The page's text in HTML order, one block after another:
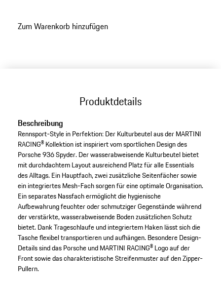
Zum Warenkorb hinzufügen
Produktdetails
Beschreibung
Rennsport-Style in Perfektion: Der Kulturbeutel aus der MARTINI
RACING® Kollektion ist inspiriert vom sportlichen Design des
Porsche 936 Spyder. Der wasserabweisende Kulturbeutel bietet
mit durchdachtem Layout ausreichend Platz für alle Essentials
des Alltags. Ein Hauptfach, zwei zusätzliche Seitenfächer sowie
ein integriertes Mesh-Fach sorgen für eine optimale Organisation.
Ein separates Nassfach ermöglicht die hygienische
Aufbewahrung feuchter oder schmutziger Gegenstände während
der verstärkte, wasserabweisende Boden zusätzlichen Schutz
bietet. Dank Trageschlaufe und integriertem Haken lässt sich die
Tasche flexibel transportieren und aufhängen. Besondere Design-
Details sind das Porsche und MARTINI RACING® Logo auf der
Front sowie das charakteristische Streifenmuster auf den Zipper-
Pullern.